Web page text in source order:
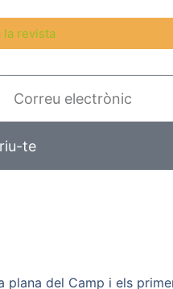
la revista
te
del Camp i els